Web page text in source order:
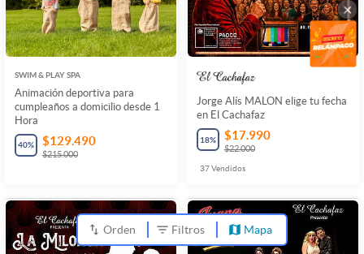
SWIM & PLAY SPA
Animación deportiva para
cumpleaños a domicilio desde 1
Hora
40% $129.490
$215.000
Jorge Alís MALON elige tu fecha
en El Cachafaz
18% $17.990
$22.000
37Vendidos
Orden Filtros Mapa
×